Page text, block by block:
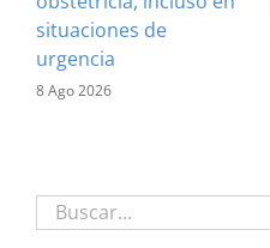
situaciones de
urgencia
8 Ago 2026
Buscar: